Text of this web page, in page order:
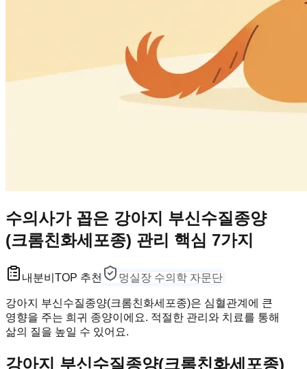
수의사가 꼽은 강아지 부신수질종양
(크롬친화세포종) 관리 핵심 7가지
내분비 TOP 추천 멍실장 수의학 자문단
강아지 부신수질종양(크롬친화세포종)은 심혈관계에 큰
영향을 주는 희귀 종양이에요. 적절한 관리와 치료를 통해
삶의 질을 높일 수 있어요.
강아지 부신수질종양(크롬친화세포종)